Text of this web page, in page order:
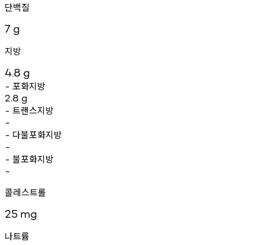
단백질
7 g
지방
4.8 g
- 포화지방
2.8 g
- 트랜스지방
-
- 다불포화지방
-
- 불포화지방
-
콜레스트롤
25 mg
나트륨